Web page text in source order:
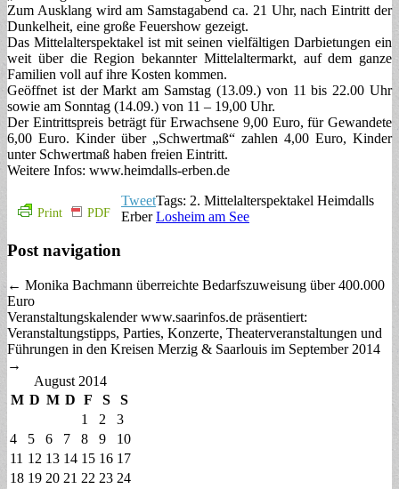
Zum Ausklang wird am Samstagabend ca. 21 Uhr, nach Eintritt der
Dunkelheit, eine große Feuershow gezeigt.
Das Mittelalterspektakel ist mit seinen vielfältigen Darbietungen ein
weit über die Region bekannter Mittelaltermarkt, auf dem ganze
Familien voll auf ihre Kosten kommen.
Geöffnet ist der Markt am Samstag (13.09.) von 11 bis 22.00 Uhr
sowie am Sonntag (14.09.) von 11 – 19,00 Uhr.
Der Eintrittspreis beträgt für Erwachsene 9,00 Euro, für Gewandete
6,00 Euro. Kinder über „Schwertmaß“ zahlen 4,00 Euro, Kinder
unter Schwertmaß haben freien Eintritt.
Weitere Infos: www.heimdalls-erben.de
Print PDF
TweetTags: 2. Mittelalterspektakel Heimdalls
ErberLosheim am See
Post navigation
← Monika Bachmann überreichte Bedarfszuweisung über 400.000
Euro
Veranstaltungskalender www.saarinfos.de präsentiert:
Veranstaltungstipps, Parties, Konzerte, Theaterveranstaltungen und
Führungen in den Kreisen Merzig & Saarlouis im September 2014
→
August 2014
M D M D F S S
1 2
3
4
5 6 7 8 9
10
11 12 13 14 15 16 17
18 19 20 21 22 23 24